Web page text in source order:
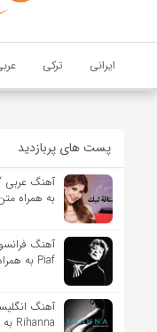
ایرانی ترکی
پست های پربازدید
آهنگ عربی
به همراه
Piaf به همراه متن و ترجمه مجزا
Rihanna به همراه متن و ترجمه مجزا